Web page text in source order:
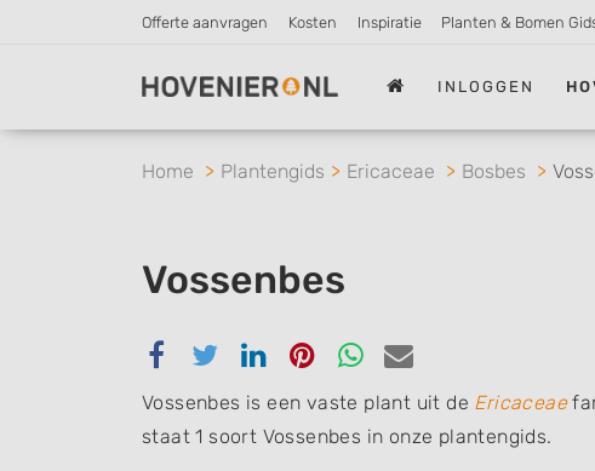
Offerte aanvragen Kosten Inspiratie Planten & Bomen
INLOGGEN
Home Plantengids Ericaceae Bosbes
Vossenbes
Delen
Facebook
Delen
Twitter
Delen
Linkedin
Delen
Pinterest
Delen
Whatsapp
Delen
email
Vossenbes is een vaste plant uit de Ericaceae
staat 1 soort Vossenbes in onze plantengids.